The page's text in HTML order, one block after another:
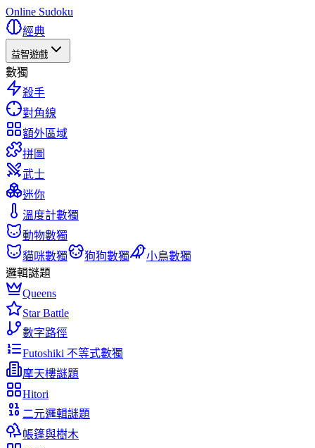
Online Sudoku
經典
益智遊戲
數獨
殺手
對角線
額外區域
拼圖
武士
迷你
溫度計數獨
動物數獨
貓咪數獨
狗狗數獨
小鳥數獨
邏輯謎題
Queens
Star Battle
數字路徑
Futoshiki 不等式數獨
摩天樓謎題
Hitori
二元邏輯謎題
帳篷與樹木